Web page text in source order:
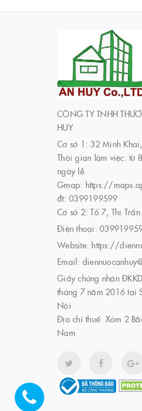
CÔNG TY TNHH
HUY
Cơ sở 1: 32 Minh
Thời gian làm việc: từ
ngày lễ
Gmap: https://
đt: 0399199599
Cơ sở 2: Tổ 7, Thị
Điện thoại:
Website: https://
Email:
Giấy chứng nhận
tháng 7 năm 2016 tại
Nội
Địa chỉ thuế: Xóm 2
Nam